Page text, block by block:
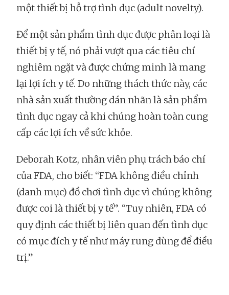
một thiết bị hỗ trợ tình dục (adult novelty).
Để một sản phẩm tình dục được phân loại là
thiết bị y tế, nó phải vượt qua các tiêu chí
nghiêm ngặt và được chứng minh là mang
lại lợi ích y tế. Do những thách thức này, các
nhà sản xuất thường dán nhãn là sản phẩm
tình dục ngay cả khi chúng hoàn toàn cung
cấp các lợi ích về sức khỏe.
Deborah Kotz, nhân viên phụ trách báo chí
của FDA, cho biết: “FDA không điều chỉnh
(danh mục) đồ chơi tình dục vì chúng không
được coi là thiết bị y tế”. “Tuy nhiên, FDA có
quy định các thiết bị liên quan đến tình dục
có mục đích y tế như máy rung dùng để điều
trị.”